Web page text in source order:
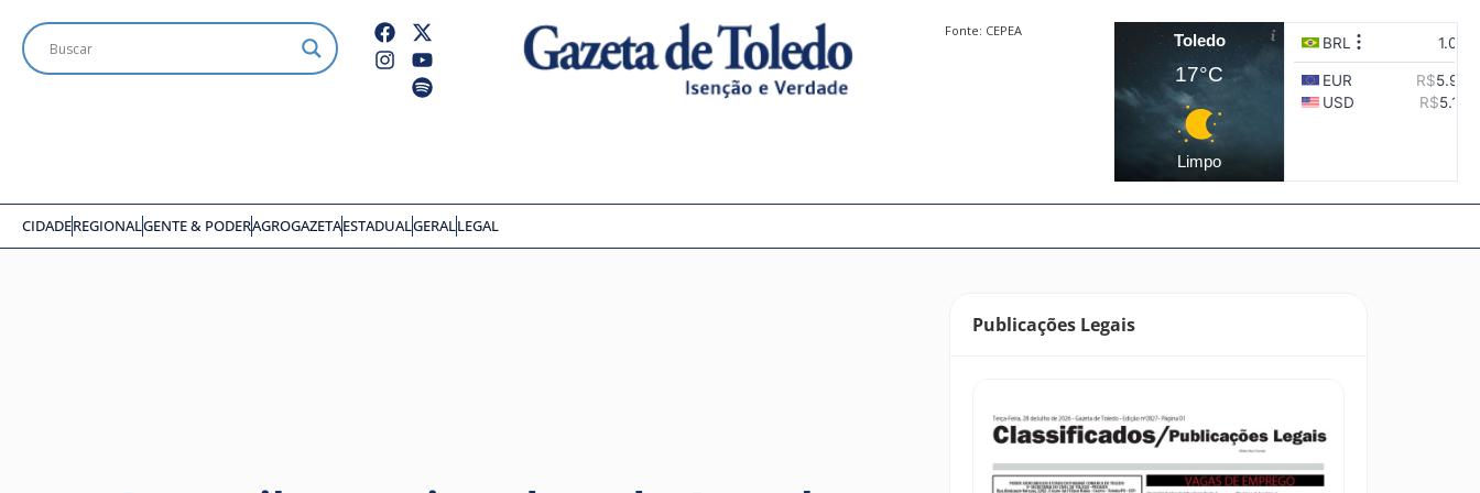
Fonte: CEPEA
Toledo
17°C
Limpo
CIDADEREGIONALGENTE & PODERAGROGAZETAESTADUALGERALLEGAL
Publicações Legais